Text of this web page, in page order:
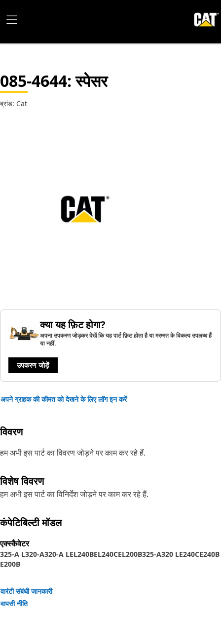
085-4644: स्पेसर
ब्रांड: Cat
क्या यह फ़िट होगा?
अपना उपकरण जोड़कर देखें कि यह पार्ट फ़िट होता है या मरम्मत के विकल्प उपलब्ध हैं
या नहीं.
उपकरण जोड़ें
अपने ग्राहक की कीमत को देखने के लिए लॉग इन करें
विवरण
हम अभी इस पार्ट का विवरण जोड़ने पर काम कर रहे हैं.
विशेष विवरण
हम अभी इस पार्ट का विनिर्देश जोड़ने पर काम कर रहे हैं.
कंपेटिबिल्टी मॉडल
एक्स्कैवेटर
325-A L320-A320-A LEL240BEL240CEL200B325-A320 LE240CE240B
E200B
वारंटी संबंधी जानकारी
वापसी नीति